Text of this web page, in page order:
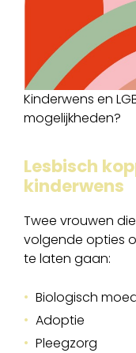
Kinderwens en
mogelijkheden?
Lesbisch
kinderwens
Twee vrouwen
volgende opties
te laten gaan:
Biologisch
Adoptie
Pleegzorg